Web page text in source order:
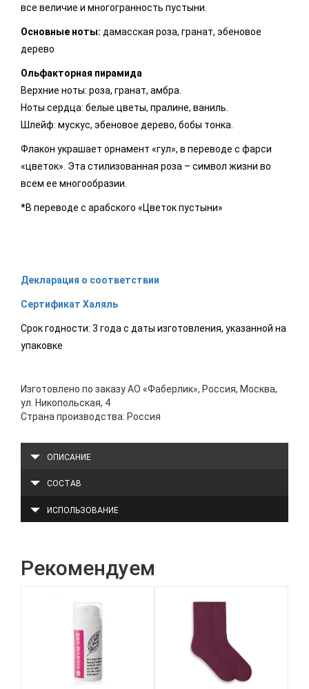
все величие и многогранность пустыни.
Основные ноты: дамасская роза, гранат, эбеновое
дерево
Ольфакторная пирамида
Верхние ноты: роза, гранат, амбра.
Ноты сердца: белые цветы, пралине, ваниль.
Шлейф: мускус, эбеновое дерево, бобы тонка.
Флакон украшает орнамент «гул», в переводе с фарси
«цветок». Эта стилизованная роза – символ жизни во
всем ее многообразии.
*В переводе с арабского «Цветок пустыни»
Декларация о соответствии
Сертификат Халяль
Срок годности: 3 года с даты изготовления, указанной на
упаковке
Изготовлено по заказу АО «Фаберлик», Россия, Москва,
ул. Никопольская, 4
Страна производства: Россия
ОПИСАНИЕ
СОСТАВ
ИСПОЛЬЗОВАНИЕ
Рекомендуем